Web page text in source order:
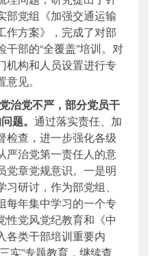
部党组《加强交通运输
作方案》，完成了对部
部的“全覆盖”培训。对
机构和人员设置进行专
见。
治党不严，部分党员干
题。 通过落实责任、加
检查，进一步强化各级
严治党第一责任人的意
党章党规意识。一是明
研讨，作为部党组、
每年集中学习的一个专
性党风党纪教育和《中
各类干部培训重要内
实”专题教育，继续查